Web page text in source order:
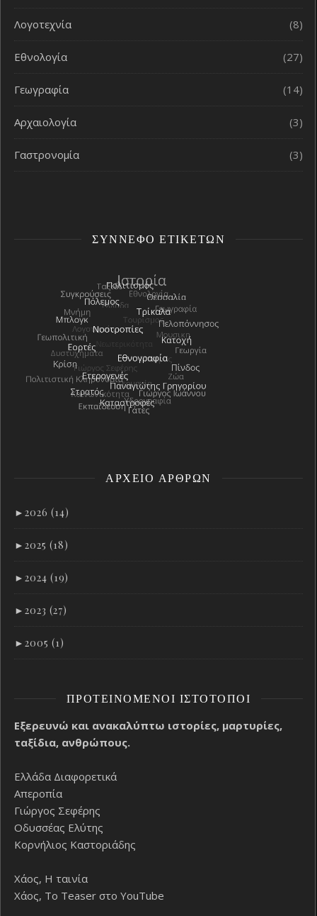
Λογοτεχνία (8)
Εθνολογία (27)
Γεωγραφία (14)
Αρχαιολογία (3)
Γαστρονομία (3)
ΣΎΝΝΕΦΟ ΕΤΙΚΕΤΏΝ
ΑΡΧΕΊΟ ΑΡΘΡΩΝ
► 2026 (14)
► 2025 (18)
► 2024 (19)
► 2023 (27)
► 2005 (1)
ΠΡΟΤΕΙΝΌΜΕΝΟΙ ΙΣΤΌΤΟΠΟΙ
Εξερευνώ και ανακαλύπτω ιστορίες, μαρτυρίες,
ταξίδια, ανθρώπους.
Ελλάδα Διαφορετικά
Απεροπία
Γιώργος Σεφέρης
Οδυσσέας Ελύτης
Κορνήλιος Καστοριάδης
Χάος, Η ταινία
Χάος, Το Teaser στο YouTube